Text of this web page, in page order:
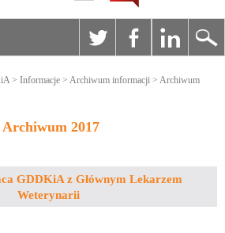
> Informacje > Archiwum informacji > Archiwum
Archiwum 2017
GDDKiA z Głównym Lekarzem
Weterynarii